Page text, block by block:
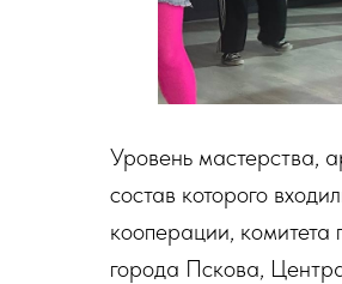
Уровень мастерства,
состав которого
кооперации,
города Пскова,